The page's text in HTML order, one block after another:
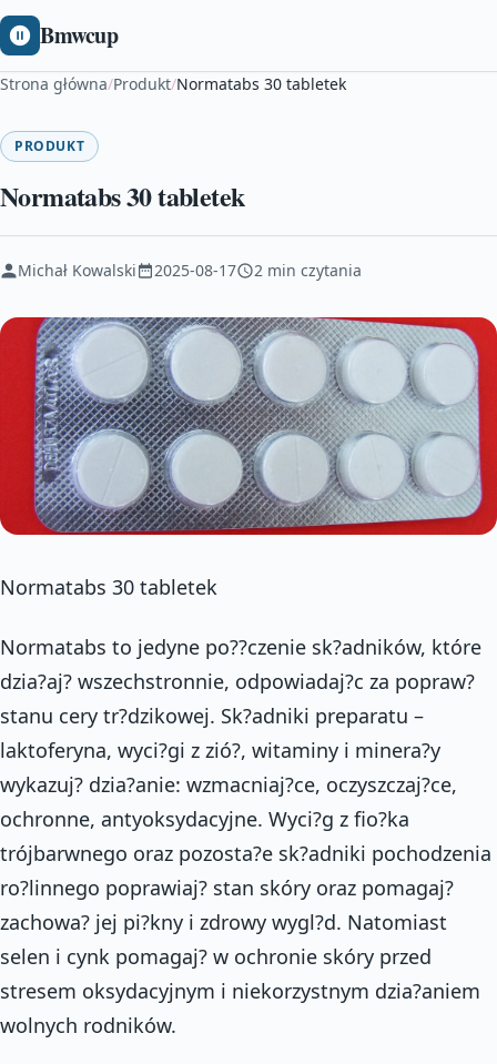
Bmwcup
Strona główna/Produkt/Normatabs 30 tabletek
PRODUKT
Normatabs 30 tabletek
Michał Kowalski 2025-08-17 2 min czytania
Normatabs 30 tabletek
Normatabs to jedyne po??czenie sk?adników, które
dzia?aj? wszechstronnie, odpowiadaj?c za popraw?
stanu cery tr?dzikowej. Sk?adniki preparatu –
laktoferyna, wyci?gi z zió?, witaminy i minera?y
wykazuj? dzia?anie: wzmacniaj?ce, oczyszczaj?ce,
ochronne, antyoksydacyjne. Wyci?g z fio?ka
trójbarwnego oraz pozosta?e sk?adniki pochodzenia
ro?linnego poprawiaj? stan skóry oraz pomagaj?
zachowa? jej pi?kny i zdrowy wygl?d. Natomiast
selen i cynk pomagaj? w ochronie skóry przed
stresem oksydacyjnym i niekorzystnym dzia?aniem
wolnych rodników.